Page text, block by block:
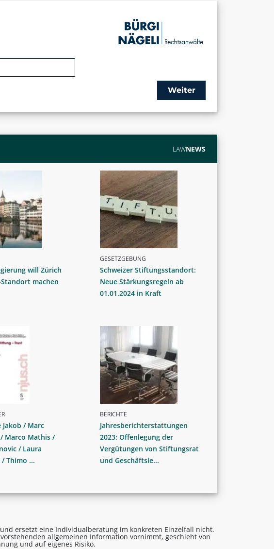
Weiter
LAWNEWS
will Zürich
machen
GESETZGEBUNG
Schweizer Stiftungsstandort:
Neue Stärkungsregeln ab
01.01.2024 in Kraft
/ Marc
Marco Mathis /
/ Laura
Thimo ...
BERICHTE
Jahresberichterstattungen
2023: Offenlegung der
Vergütungen von Stiftungsrat
und Geschäftsle...
ersetzt eine Individualberatung im konkreten Einzelfall nicht.
allgemeinen Information vornimmt, geschieht von
und auf eigenes Risiko.